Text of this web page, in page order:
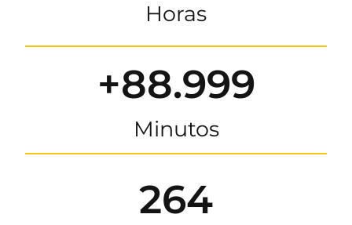
Horas
+88.999
Minutos
264